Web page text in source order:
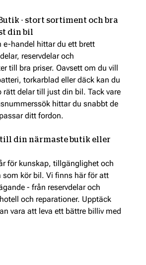
- stort sortiment och bra
din bil
e-handel hittar du ett brett
reservdelar och
till bra priser. Oavsett om du vill
torkarblad eller däck kan du
rätt delar till just din bil. Tack vare
hittar du snabbt de
ditt fordon.
din närmaste butik eller
för kunskap, tillgänglighet och
som kör bil. Vi finns här för att
- från reservdelar och
och reparationer. Upptäck
vara att leva ett bättre billiv med